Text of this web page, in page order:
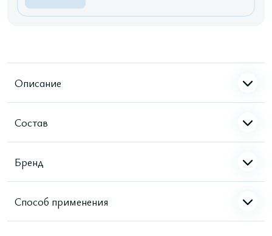
Описание
Состав
Бренд
Способ применения